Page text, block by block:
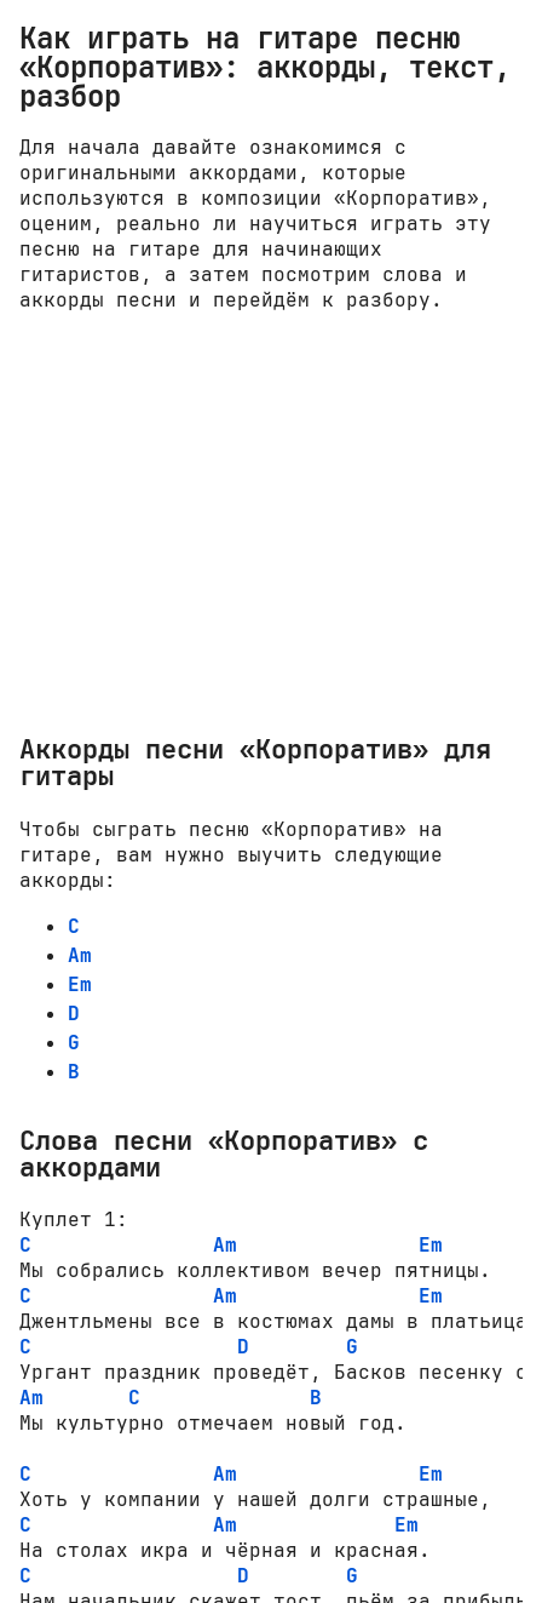
Как играть на гитаре песню
«Корпоратив»: аккорды, текст,
разбор
Для начала давайте ознакомимся с
оригинальными аккордами, которые
используются в композиции «Корпоратив»,
оценим, реально ли научиться играть эту
песню на гитаре для начинающих
гитаристов, а затем посмотрим слова и
аккорды песни и перейдём к разбору.
Аккорды песни «Корпоратив» для
гитары
Чтобы сыграть песню «Корпоратив» на
гитаре, вам нужно выучить следующие
аккорды:
C
Am
Em
D
G
B
Слова песни «Корпоратив» с
аккордами
C
Am
Em
C
Am
Em
C
D G
Am
C
B
Мы культурно отмечаем новый год.
C
Am
Em
C
Am
Em
C
D G